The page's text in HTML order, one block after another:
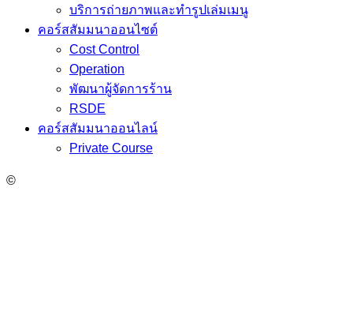
บริการถ่ายภาพและทำรูปเล่มเมนู
คอร์สสัมมนาออนไซต์
Cost Control
Operation
พัฒนาผู้จัดการร้าน
RSDE
คอร์สสัมมนาออนไลน์
Private Course
©